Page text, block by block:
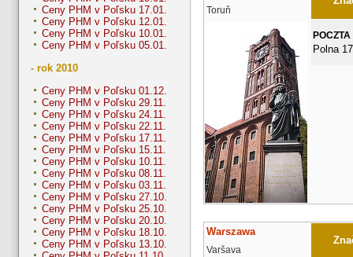
Ceny PHM v Poľsku 17.01.
Ceny PHM v Poľsku 12.01.
Ceny PHM v Poľsku 10.01.
Ceny PHM v Poľsku 05.01.
- rok 2010
Ceny PHM v Poľsku 01.12.
Ceny PHM v Poľsku 29.11.
Ceny PHM v Poľsku 24.11.
Ceny PHM v Poľsku 22.11.
Ceny PHM v Poľsku 17.11.
Ceny PHM v Poľsku 15.11.
Ceny PHM v Poľsku 10.11.
Ceny PHM v Poľsku 08.11.
Ceny PHM v Poľsku 03.11.
Ceny PHM v Poľsku 27.10.
Ceny PHM v Poľsku 25.10.
Ceny PHM v Poľsku 20.10.
Ceny PHM v Poľsku 18.10.
Ceny PHM v Poľsku 13.10.
Toruň
POCZTA
Polna 17
Warszawa
Varšava